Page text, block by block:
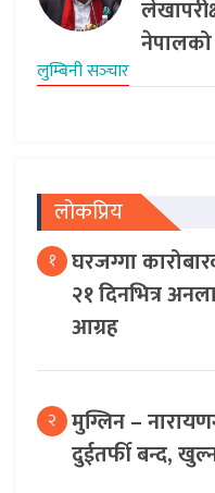
लुम्बिनी सञ्‍चार
लोकप्रिय
१ घरजग्गा
२१ दिनभित्र
आग्रह
२ मुग्लिन –
दुईतर्फी बन्द,